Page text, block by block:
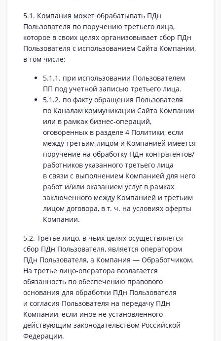
5.1. Компания может обрабатывать ПДн
Пользователя по поручению третьего лица,
которое в своих целях организовывает сбор ПДн
Пользователя с использованием Сайта Компании,
в том числе:
5.1.1. при использовании Пользователем
ПП под учетной записью третьего лица.
5.1.2. по факту обращения Пользователя
по Каналам коммуникации Сайта Компании
или в рамках бизнес‑операций,
оговоренных в разделе 4 Политики, если
между третьим лицом и Компанией имеется
поручение на обработку ПДн контрагентов/
работников указанного третьего лица
в связи с выполнением Компанией для него
работ и/или оказанием услуг в рамках
заключенного между Компанией и третьим
лицом договора, в т. ч. на условиях оферты
Компании.
5.2. Третье лицо, в чьих целях осуществляется
сбор ПДн Пользователя, является оператором
ПДн Пользователя, а Компания — Обработчиком.
На третье лицо‑оператора возлагается
обязанность по обеспечению правового
основания для обработки ПДн Пользователя
и согласия Пользователя на передачу ПДн
Компании, если иное не установленного
действующим законодательством Российской
Федерации.